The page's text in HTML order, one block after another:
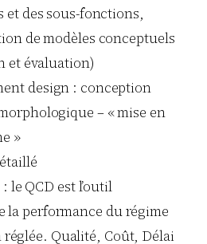
et des sous-fonctions,
de modèles conceptuels
et évaluation)
design : conception
– « mise en
»
: le QCD est l’outil
la performance du régime
Qualité, Coût, Délai